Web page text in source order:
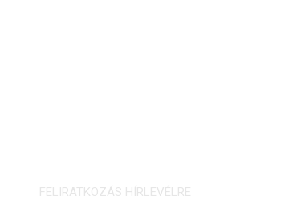
FELIRATKOZÁS HÍRLEVÉLRE